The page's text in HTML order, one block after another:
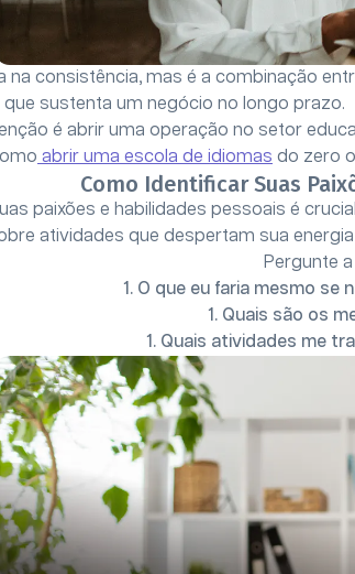
na consistência, mas é a combinação
que sustenta um negócio no longo prazo.
é abrir uma operação no setor
abrir uma escola de idiomas do zero
Como Identificar Suas
paixões e habilidades pessoais é
atividades que despertam sua
Pergunte
O que eu faria mesmo se
Quais são os
Quais atividades me